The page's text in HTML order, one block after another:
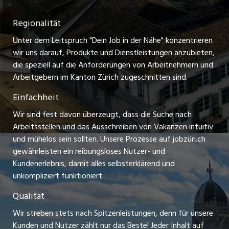
Temporäre Jobs
Freelance Jobs
Praktikum-Jobs
Lehrstellen
Ferienjobs
Führungspositionen
Arbeitgeber
Jobline
Impressum
Stellenmeldepflicht
zentraljob.ch
myjob.ch
schaffu.ch (VS)
ajourjob.ch
limmattalerzeitung.ch
radio24.ch
toxic.fm
telezüri.ch
chmedia.ch
Regionalität
Unter dem Leitspruch "Dein Job in der Nähe" konzentrieren
wir uns darauf, Produkte und Dienstleistungen anzubieten,
die speziell auf die Anforderungen von Arbeitnehmern und
Arbeitgebern im Kanton Zürich zugeschnitten sind.
Einfachheit
Wir sind fest davon überzeugt, dass die Suche nach
Arbeitsstellen und das Ausschreiben von Vakanzen intuitiv
und mühelos sein sollten. Unsere Prozesse auf jobzüri.ch
gewährleisten ein reibungsloses Nutzer- und
Kundenerlebnis, damit alles selbsterklärend und
unkompliziert funktioniert.
Qualität
Wir streben stets nach Spitzenleistungen, denn für unsere
Kunden und Nutzer zählt nur das Beste! Jeder Inhalt auf